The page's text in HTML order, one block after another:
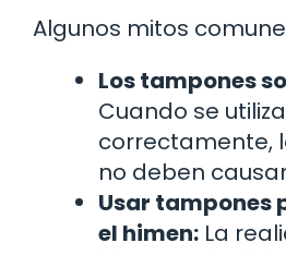
Algunos mitos
Los tampones
Cuando se
correctamente,
no deben
Usar tampones
el himen: La